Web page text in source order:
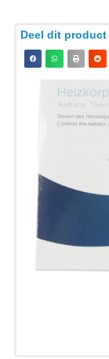
Deel dit product